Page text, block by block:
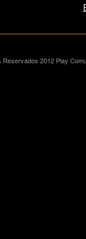
Reservados 2012 Play